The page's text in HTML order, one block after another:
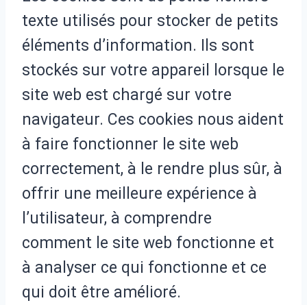
texte utilisés pour stocker de petits
éléments d’information. Ils sont
stockés sur votre appareil lorsque le
site web est chargé sur votre
navigateur. Ces cookies nous aident
à faire fonctionner le site web
correctement, à le rendre plus sûr, à
offrir une meilleure expérience à
l’utilisateur, à comprendre
comment le site web fonctionne et
à analyser ce qui fonctionne et ce
qui doit être amélioré.